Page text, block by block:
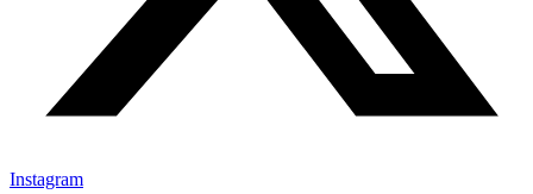
Instagram